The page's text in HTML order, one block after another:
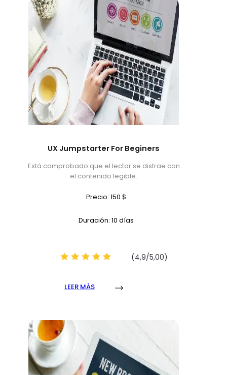
UX Jumpstarter For Beginers
Está comprobado que el lector se distrae con
el contenido legible.
Precio: 150 $
Duración: 10 días
(4,9/5,00)
LEER MÁS